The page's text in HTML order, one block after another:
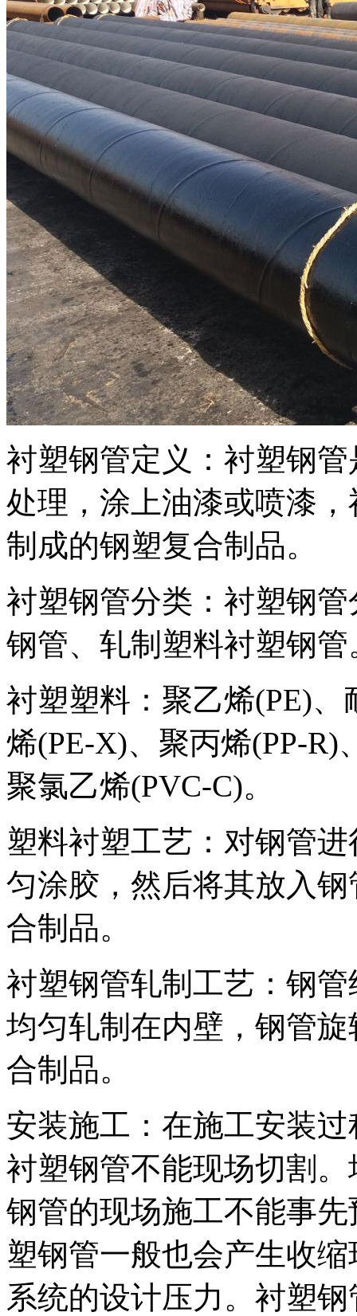
衬塑钢管定义：衬塑钢
处理，涂上油漆或喷漆
制成的钢塑复合制品。
衬塑钢管分类：衬塑钢
钢管、轧制塑料衬塑钢管
衬塑塑料：聚乙烯(PE)
烯(PE-X)、聚丙烯(PP-
聚氯乙烯(PVC-C)。
塑料衬塑工艺：对钢管
匀涂胶，然后将其放入
合制品。
衬塑钢管轧制工艺：钢
均匀轧制在内壁，钢管
合制品。
安装施工：在施工安装
衬塑钢管不能现场切割
钢管的现场施工不能事
塑钢管一般也会产生收
系统的设计压力。衬塑